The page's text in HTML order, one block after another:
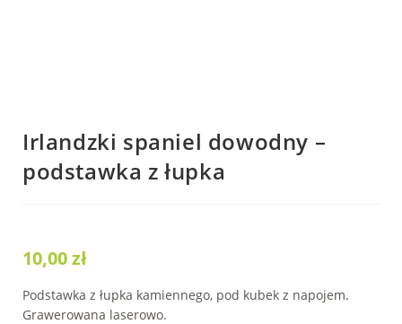
Irlandzki spaniel dowodny –
podstawka z łupka
10,00zł
Podstawka z łupka kamiennego, pod kubek z napojem.
Grawerowana laserowo.